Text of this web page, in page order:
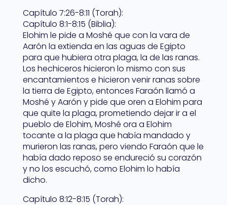
Capítulo 7:26-8:11 (Torah):
Capítulo 8:1-8:15 (Biblia):
Elohim le pide a Moshé que con la vara de
Aarón la extienda en las aguas de Egipto
para que hubiera otra plaga, la de las ranas.
Los hechiceros hicieron lo mismo con sus
encantamientos e hicieron venir ranas sobre
la tierra de Egipto, entonces Faraón llamó a
Moshé y Aarón y pide que oren a Elohim para
que quite la plaga, prometiendo dejar ir a el
pueblo de Elohim, Moshé ora a Elohim
tocante a la plaga que había mandado y
murieron las ranas, pero viendo Faraón que le
había dado reposo se endureció su corazón
y no los escuchó, como Elohim lo había
dicho.
Capítulo 8:12-8:15 (Torah):